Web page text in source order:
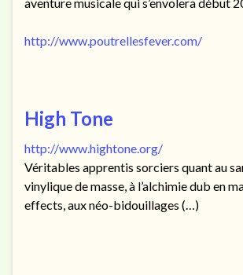
http://www.poutrellesfever.com/
High Tone
http://www.hightone.org/
Véritables apprentis sorciers quant au
vinylique de masse, à l’alchimie dub en
effects, aux néo-bidouillages (…)